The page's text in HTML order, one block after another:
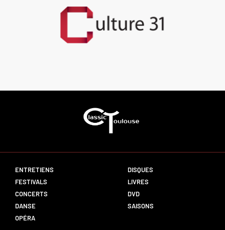
ENTRETIENS
FESTIVALS
CONCERTS
DANSE
OPÉRA
DISQUES
LIVRES
DVD
SAISONS